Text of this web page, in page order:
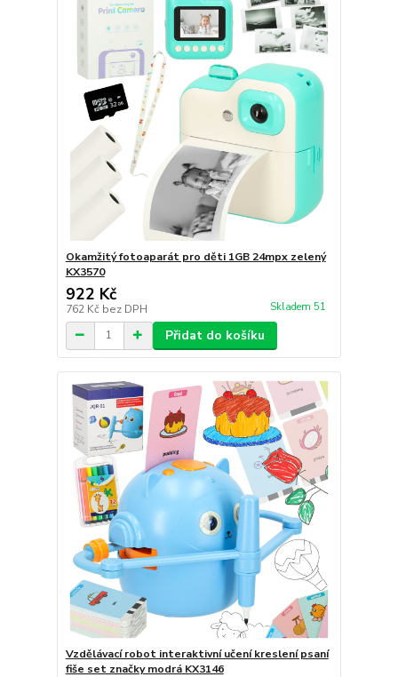
Okamžitý fotoaparát pro děti 1GB 24mpx zelený
KX3570
922 Kč
762 Kč bez DPH Skladem 51
Přidat do košíku
Vzdělávací robot interaktivní učení kreslení psaní
fiše set značky modrá KX3146